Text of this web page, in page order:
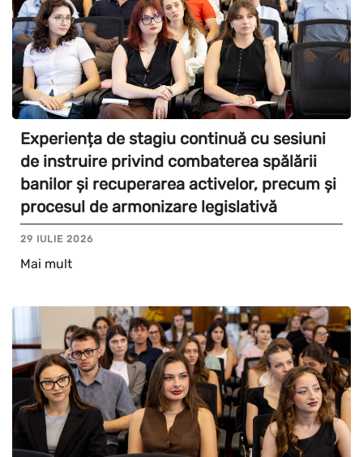
Experiența de stagiu continuă cu sesiuni
de instruire privind combaterea spălării
banilor și recuperarea activelor, precum și
procesul de armonizare legislativă
29 IULIE 2026
Mai mult